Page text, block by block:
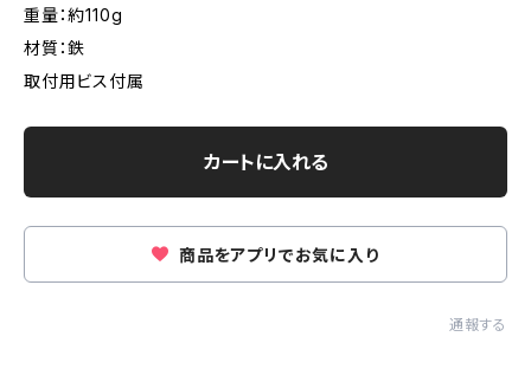
重量：約110g
材質：鉄
取付用ビス付属
カートに入れる
商品をアプリでお気に入り
通報する